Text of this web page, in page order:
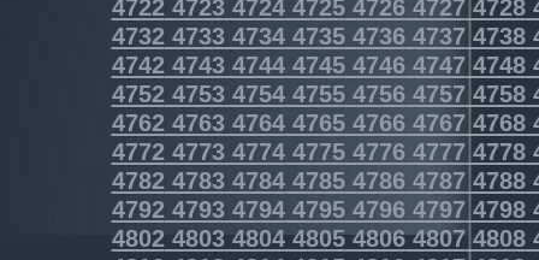
4722472347244725472647274728
4732473347344735473647374738
4742474347444745474647474748
4752475347544755475647574758
4762476347644765476647674768
4772477347744775477647774778
478247834784478547864787 4788
4792479347944795479647974798
4802480348044805480648074808